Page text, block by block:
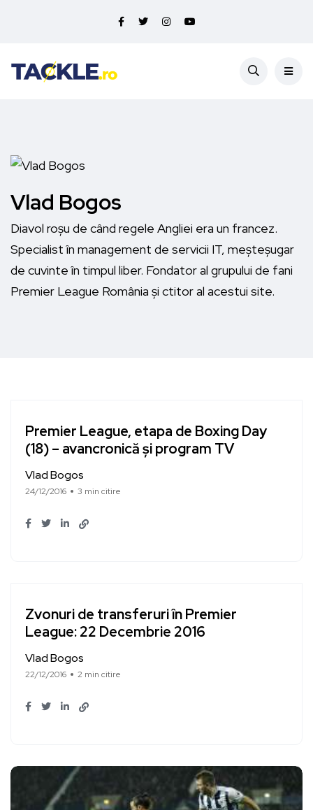
Vlad Bogos
Diavol roșu de când regele Angliei era un francez.
Specialist în management de servicii IT, meșteșugar
de cuvinte în timpul liber. Fondator al grupului de fani
Premier League România și ctitor al acestui site.
Premier League, etapa de Boxing Day
(18) – avancronică și program TV
Vlad Bogos
24/12/2016 3 min citire
Zvonuri de transferuri în Premier
League: 22 Decembrie 2016
Vlad Bogos
22/12/2016 2 min citire